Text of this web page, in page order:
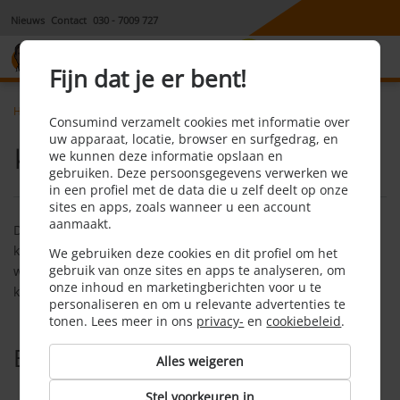
Nieuws Contact 030 - 7009 727
Home
Kredietcrisis
De kredietcrisis ontstond in 2007. Financiële instellingen
kwamen in de problemen en woningen daalden in waarde,
waardoor vele woningbezitters in financiële problemen
kwamen.
Bekijk ook
Fijn dat je er bent!
Consumind verzamelt cookies met informatie over
uw apparaat, locatie, browser en surfgedrag, en
we kunnen deze informatie opslaan en
gebruiken. Deze persoonsgegevens verwerken we
in een profiel met de data die u zelf deelt op onze
sites en apps, zoals wanneer u een account
aanmaakt.
We gebruiken deze cookies en dit profiel om het
gebruik van onze sites en apps te analyseren, om
onze inhoud en marketingberichten voor u te
personaliseren en om u relevante advertenties te
tonen. Lees meer in ons privacy- encookiebeleid.
Alles weigeren
Stel voorkeuren in